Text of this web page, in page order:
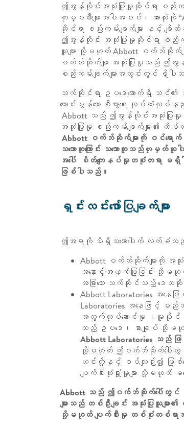
ဤအွန်လိုင်းအသုံးပြုမှုဆိုင်ရာ စည်းက
ကုမ္ပဏီများအပါအဝင်၊ အားလုံး
ဆိုင်ရာ စည်းကမ်းချက်များ နှင့် ခ
ဤအွန်လိုင်း အသုံးပြုမှုဆိုင်ရာ စည်းက
သူများ သို့မဟုတ် Abbott ဝက်ဘ်
ဝက်ဘ်ဆိုက်များ အသုံးပြုမှုသည် ဤအွန်
စည်းကမ်းချက်များအတွင်းတွင် ရှိပ
သက်ဆိုင်ရာ ဥပဒေအောက်ရှိ သင်၏ အခွ
ကောင်းမွန်သော စီးပွားရေး လုပ်
Abbott သည် ဤအွန်လိုင်းအသုံးပြုမှုဆိုင်ရ
အသုံးပြုမှု စည်းကမ်းချက်များ၏ ထိ
Abbott ဝက်ဘ်ဆိုက်များကို ဝင်ရေ
သဘောတူကြောင်း သဘောတူသည်ဟုမှ
အပေါ် စိတ်ကျေနပ်မှုတစုံတရာ မရှိ
ဖြစ်ပါသည်။
ရှင်းလင်းဖော်ပြချက်များ
ဤအရာကို သိရှိသဘောပေါက် လက်ခံသ
Abbott ဝက်ဘ်ဆိုက်များကို အသုံး
အနှောင့်အယှက်ပြုခြင်း သို့မဟု
အခြားသော သက်ဆိုင်သည့် ဒေ
Abbott Laboratories အ
Laboratories အနေဖြင့် မည်
အတွက်လုပ်ဆောင်မှု ၊မူပိုင်ခွင့်
သည့် ဥပဒေ၊ စာချုပ် သို့မဟု
Abbott Laboratories သည် ဖြ
သို့မဟုတ် ဤဝက်ဘ်ဆိုက်ပေါ်တွင်
ယင်းတို့နှင့် စပ်လျဉ်း၍ ဖြစ်ပေ
ပျက်စီးဆုံးရှုံးမှုများ သို့မဟု
Abbott သည် ဤဝက်ဘ်ဆိုက်ပေါ်တွင် တင်ထ
များသည် တစ်ဦးချင်း အသုံးပြုသူများ
သို့မဟုတ် ပျက်စီးမှု တစ်စုံတစ်ရာအ